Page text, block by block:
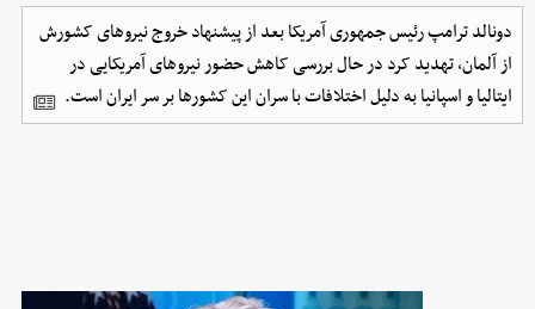
دونالد ترامپ رئیس جمهوری آمریکا بعد از پیشنهاد خروج نیروهای کشورش
از آلمان، تهدید کرد در حال بررسی کاهش حضور نیروهای آمریکایی در
ایتالیا و اسپانیا به دلیل اختلافات با سران این کشورها بر سر ایران است.